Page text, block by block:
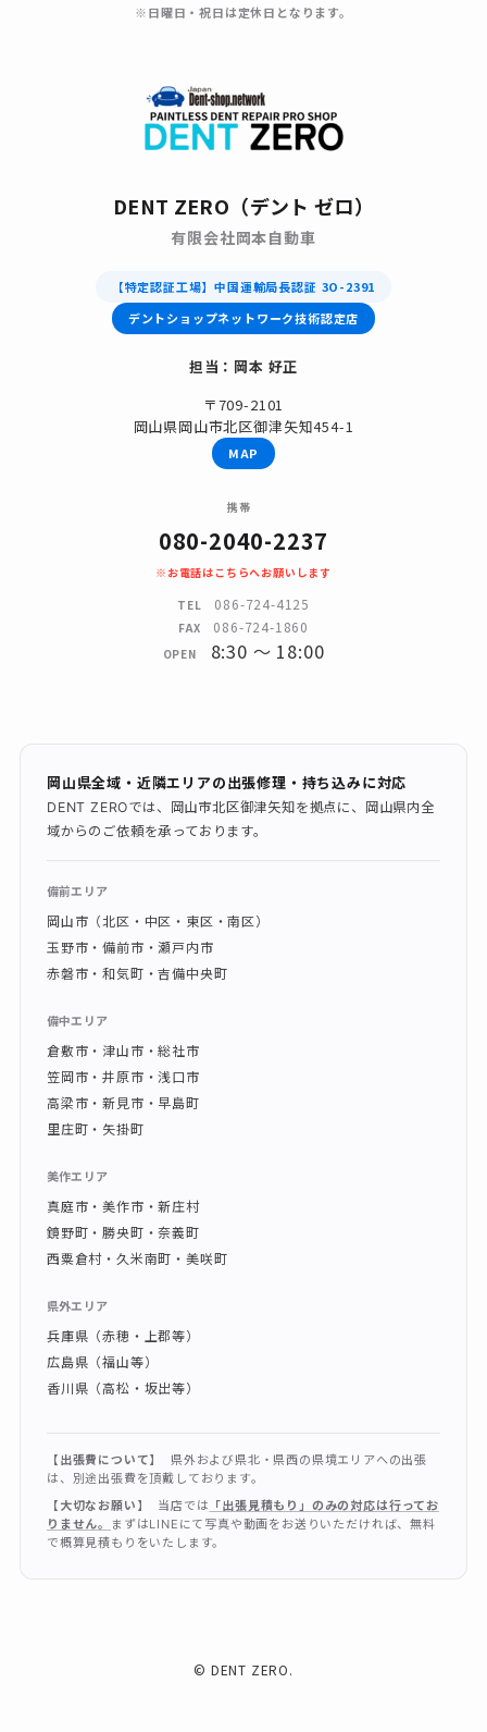
※日曜日・祝日は定休日となります。
DENT ZERO（デント ゼロ）
有限会社岡本自動車
【特定認証工場】中国運輸局長認証 3O-2391
デントショップネットワーク技術認定店
担当：岡本 好正
〒709-2101
岡山県岡山市北区御津矢知454-1
MAP
携帯
080-2040-2237
※お電話はこちらへお願いします
TEL
086-724-4125
FAX 086-724-1860
OPEN 8:30 〜 18:00
岡山県全域・近隣エリアの出張修理・持ち込みに対応
DENT ZEROでは、岡山市北区御津矢知を拠点に、岡山県内全
域からのご依頼を承っております。
備前エリア
岡山市（北区・中区・東区・南区）
玉野市・備前市・瀬戸内市
赤磐市・和気町・吉備中央町
備中エリア
倉敷市・津山市・総社市
笠岡市・井原市・浅口市
高梁市・新見市・早島町
里庄町・矢掛町
美作エリア
真庭市・美作市・新庄村
鏡野町・勝央町・奈義町
西粟倉村・久米南町・美咲町
県外エリア
兵庫県（赤穂・上郡等）
広島県（福山等）
香川県（高松・坂出等）
【出張費について】
県外および県北・県西の県境エリアへの出張
は、別途出張費を頂戴しております。
【大切なお願い】
当店では 「出張見積もり」のみの対応は行ってお
りません。
まずはLINEにて写真や動画をお送りいただければ、無料
で概算見積もりをいたします。
© DENT ZERO.